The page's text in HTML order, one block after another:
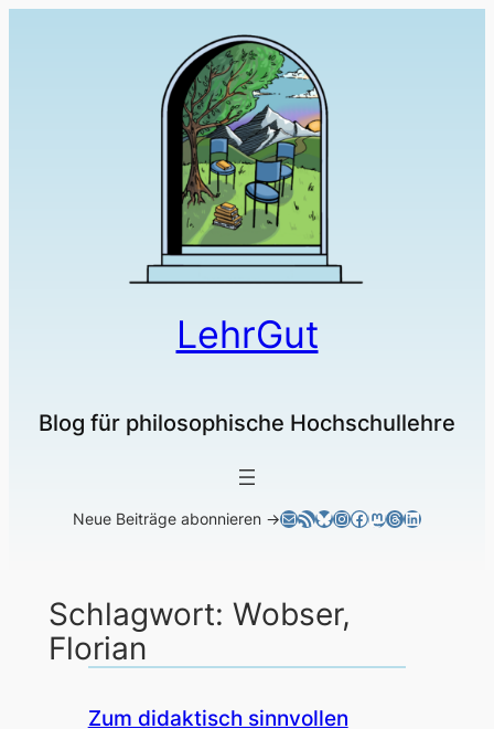
LehrGut
Blog für philosophische Hochschullehre
Neue Beiträge abonnieren →E-MailRSS-FeedBluesky
Instagram
Facebook
Mastodon
Threads
LinkedIn
Schlagwort: Wobser,
Florian
Zum didaktisch sinnvollen